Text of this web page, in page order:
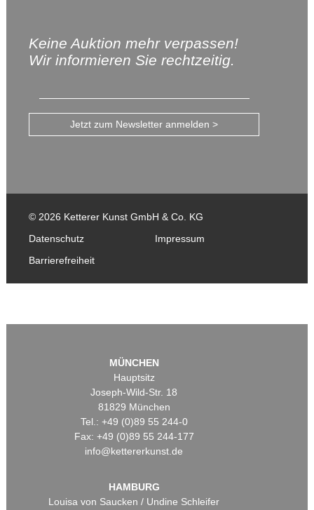
Keine Auktion mehr verpassen!
Wir informieren Sie rechtzeitig.
Jetzt zum Newsletter anmelden >
© 2026 Ketterer Kunst GmbH & Co. KG
Datenschutz
Impressum
Barrierefreiheit
MÜNCHEN
Hauptsitz
Joseph-Wild-Str. 18
81829 München
Tel.: +49 (0)89 55 244-0
Fax: +49 (0)89 55 244-177
info@kettererkunst.de
HAMBURG
Louisa von Saucken / Undine Schleifer